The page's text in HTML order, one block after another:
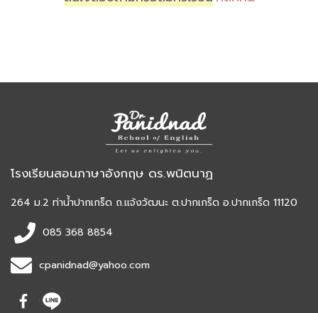
โรงเรียนสอนภาษาอังกฤษ ดร.พนิตนาฏ
264 ม.2 ท่าน้ำปากเกร็ด ถ.แจ้งวัฒนะ ต.ปากเกร็ด อ.ปากเกร็ด 11120
085 368 8854
cpanidnad@yahoo.com